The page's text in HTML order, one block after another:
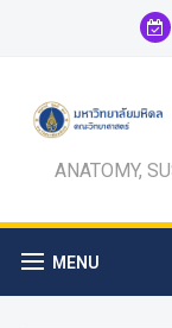
ANATOMY,
MENU